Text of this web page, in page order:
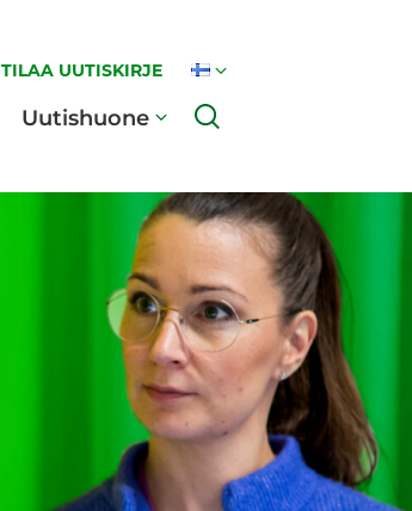
TILAA UUTISKIRJE
Uutishuone